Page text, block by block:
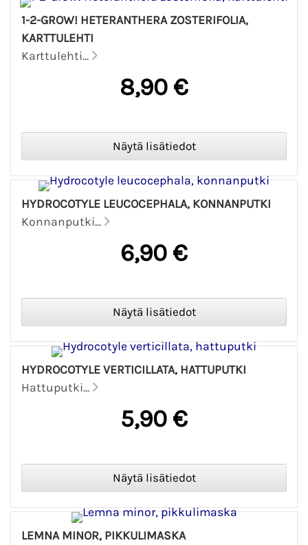
1-2-GROW! HETERANTHERA ZOSTERIFOLIA,
KARTTULEHTI
Karttulehti...
8,90 €
HYDROCOTYLE LEUCOCEPHALA, KONNANPUTKI
Konnanputki...
6,90 €
HYDROCOTYLE VERTICILLATA, HATTUPUTKI
Hattuputki...
5,90 €
LEMNA MINOR, PIKKULIMASKA